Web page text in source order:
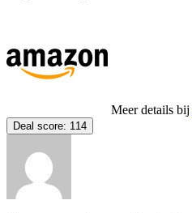
Meer details bij
Deal score: 114